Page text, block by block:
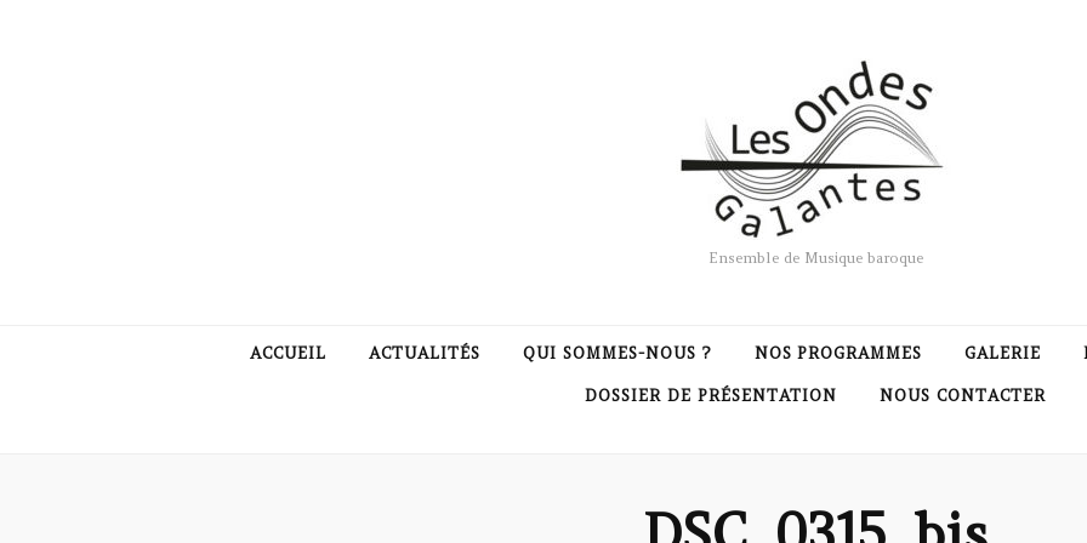
Ensemble de Musique baroque
ACCUEIL ACTUALITÉS QUI SOMMES-NOUS ? NOS PROGRAMMES GALERIE
DOSSIER DE PRÉSENTATION NOUS CONTACTER